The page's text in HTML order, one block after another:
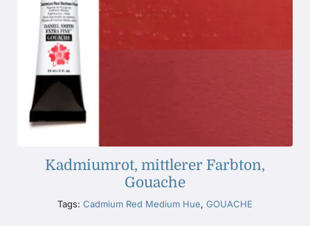
Kadmiumrot, mittlerer Farbton,
Gouache
Tags: Cadmium Red Medium Hue, GOUACHE